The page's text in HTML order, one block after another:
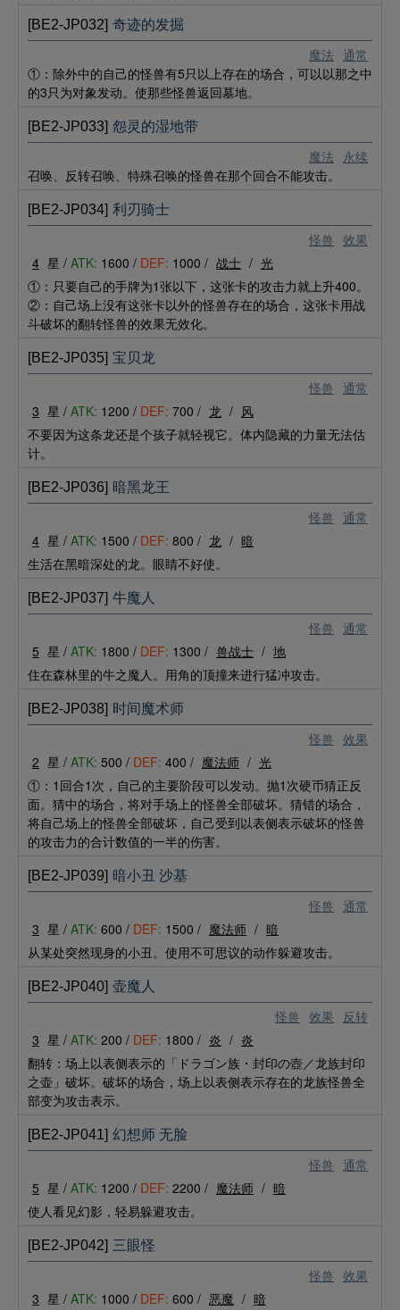
魔法 通常
[BE2-JP032] 奇迹的发掘
①：除外中的自己的怪兽有5只以上存在的场合，可以以那之中
的3只为对象发动。使那些怪兽返回墓地。
魔法 永续
[BE2-JP033] 怨灵的湿地带
召唤、反转召唤、特殊召唤的怪兽在那个回合不能攻击。
怪兽 效果
[BE2-JP034] 利刃骑士
4 星 / ATK: 1600 / DEF: 1000 / 战士 / 光
①：只要自己的手牌为1张以下，这张卡的攻击力就上升400。
②：自己场上没有这张卡以外的怪兽存在的场合，这张卡用战
斗破坏的翻转怪兽的效果无效化。
怪兽 通常
[BE2-JP035] 宝贝龙
3 星 / ATK: 1200 / DEF: 700 / 龙 / 风
不要因为这条龙还是个孩子就轻视它。体内隐藏的力量无法估
计。
怪兽 通常
[BE2-JP036] 暗黑龙王
4 星 / ATK: 1500 / DEF: 800 / 龙 / 暗
生活在黑暗深处的龙。眼睛不好使。
怪兽 通常
[BE2-JP037] 牛魔人
5 星 / ATK: 1800 / DEF: 1300 / 兽战士 / 地
住在森林里的牛之魔人。用角的顶撞来进行猛冲攻击。
怪兽 效果
[BE2-JP038] 时间魔术师
2 星 / ATK: 500 / DEF: 400 / 魔法师 / 光
①：1回合1次，自己的主要阶段可以发动。抛1次硬币猜正反
面。猜中的场合，将对手场上的怪兽全部破坏。猜错的场合，
将自己场上的怪兽全部破坏，自己受到以表侧表示破坏的怪兽
的攻击力的合计数值的一半的伤害。
怪兽 通常
[BE2-JP039] 暗小丑 沙基
3 星 / ATK: 600 / DEF: 1500 / 魔法师 / 暗
从某处突然现身的小丑。使用不可思议的动作躲避攻击。
怪兽 效果 反转
[BE2-JP040] 壶魔人
3 星 / ATK: 200 / DEF: 1800 / 炎 / 炎
翻转：场上以表侧表示的「ドラゴン族・封印の壺／龙族封印
之壶」破坏。破坏的场合，场上以表侧表示存在的龙族怪兽全
部变为攻击表示。
怪兽 通常
[BE2-JP041] 幻想师 无脸
5 星 / ATK: 1200 / DEF: 2200 / 魔法师 / 暗
使人看见幻影，轻易躲避攻击。
怪兽 效果
[BE2-JP042] 三眼怪
3 星 / ATK: 1000 / DEF: 600 / 恶魔 / 暗